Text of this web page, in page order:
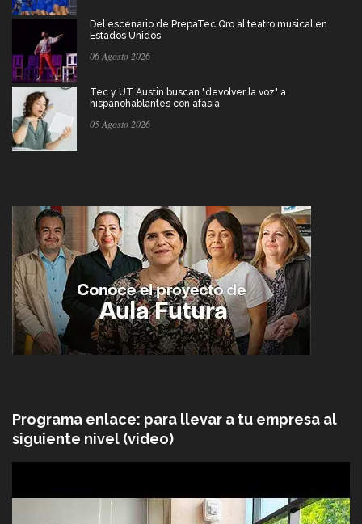
Del escenario de PrepaTec Qro al teatro musical en
Estados Unidos
06 Agosto 2026
Tec y UT Austin buscan "devolver la voz" a
hispanohablantes con afasia
05 Agosto 2026
Programa enlace: para llevar a tu empresa al
siguiente nivel (video)